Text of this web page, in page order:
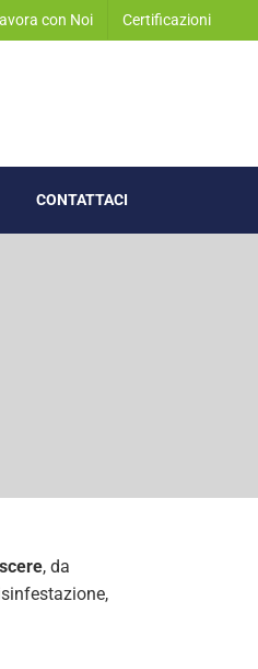
con Noi Certificazioni
CONTATTACI
, da